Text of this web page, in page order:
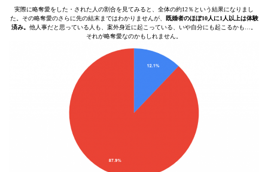
実際に略奪愛をした・された人の割合を見てみると、全体の約12％という結果になりまし
た。その略奪愛のさらに先の結末まではわかりませんが、
既婚者のほぼ10人に1人以上は体験
済み。 他人事だと思っている人も、案外身近に起こっている、いや自分にも起こるかも…。
それが略奪愛なのかもしれません。